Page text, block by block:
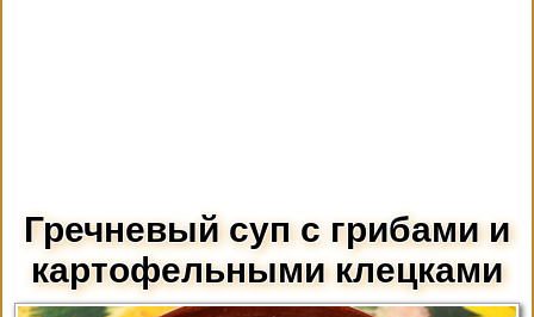
Гречневый суп с грибами и
картофельными клецками